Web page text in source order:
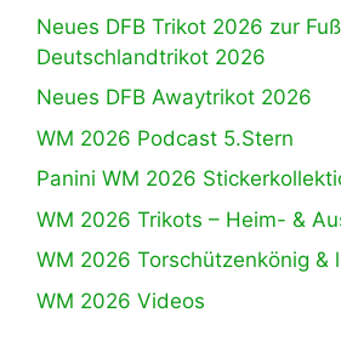
Neues DFB Trikot 2026 zur
Deutschlandtrikot 2026
Neues DFB Awaytrikot 2026
WM 2026 Podcast 5.Stern
Panini WM 2026
WM 2026 Trikots – Heim- &
WM 2026 Torschützenkönig &
WM 2026 Videos